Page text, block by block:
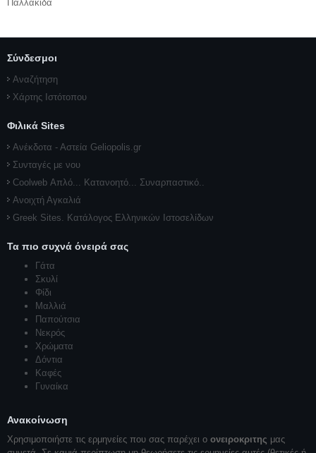
Σύνδεσμοι
Αναζήτηση
Χάρτης Ιστότοπου
Φιλικά Sites
Ανέκδοτα - Αστεία Geliopolis.gr
Συνταγές με νου
Coolweb Απλό... Κατανοητό... Συναρπαστικό..
Ανοιχτή Αγκαλιά
Greek Sites. Κατάλογος Ελληνικών Ιστοσελίδων
Τα πιο συχνά όνειρά σας
Γάτα
Σκυλί
Φίδι
Μαλλιά
Παπούτσια
Νεκρός
Χρώματα
Δόντια
Καφές
Γυναίκα
Ανακοίνωση
Χρησιμοποιήστε τις ερμηνείες που σας παρέχει ο ονειροκριτης μας